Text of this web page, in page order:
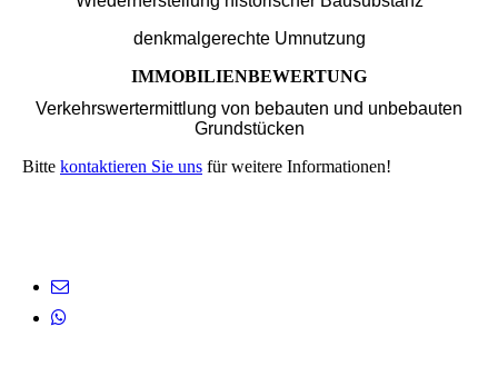
denkmalgerechte Umnutzung
IMMOBILIENBEWERTUNG
Verkehrswertermittlung von bebauten und unbebauten
Grundstücken
Bitte kontaktieren Sie uns für weitere Informationen!